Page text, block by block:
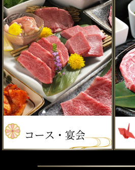
コース・宴会